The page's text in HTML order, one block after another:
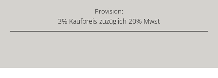
Provision:
3% Kaufpreis zuzüglich 20% Mwst